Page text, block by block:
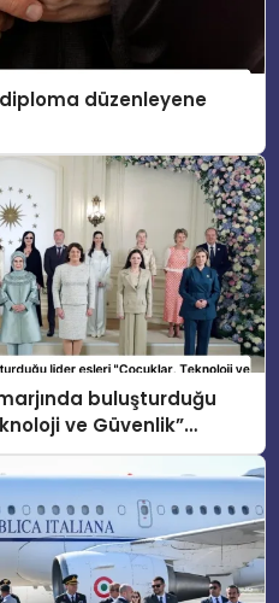
düzenleyene
buluşturduğu
ve Güvenlik”